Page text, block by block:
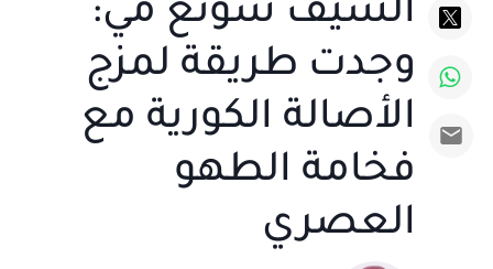
الشيف سونغ مي:
وجدت طريقة لمزج
الأصالة الكورية مع
فخامة الطهو
العصري